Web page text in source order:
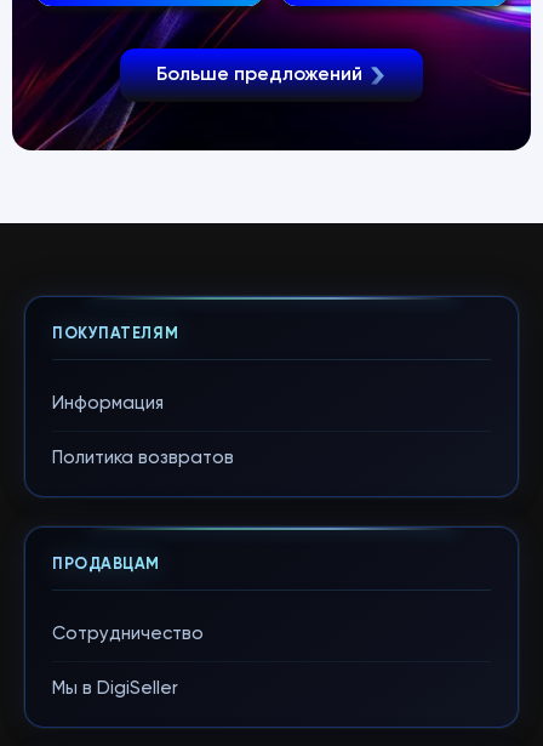
Больше предложений
ПОКУПАТЕЛЯМ
Информация
Политика возвратов
ПРОДАВЦАМ
Сотрудничество
Мы в DigiSeller